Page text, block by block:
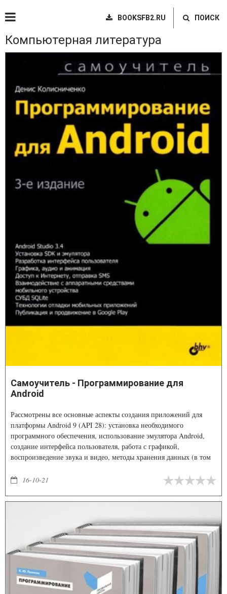
BOOKSFB2.RU ПОИСК
Компьютерная литература
Самоучитель - Программирование для
Android
Рассмотрены все основные аспекты создания приложений для
платформы Android 9 (API 28): установка необходимого
программного обеспечения, использование эмулятора Android,
создание интерфейса пользователя, работа с графикой,
воспроизведение звука и видео, методы хранения данных (в том
мобильного устройства
16-10-21